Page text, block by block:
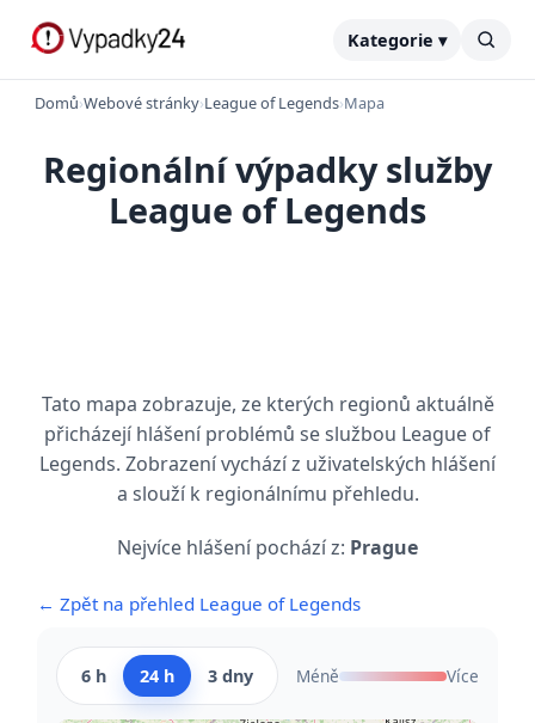
Kategorie ▾
Domů›Webové stránky›League of Legends›Mapa
Regionální výpadky služby
League of Legends
Tato mapa zobrazuje, ze kterých regionů aktuálně
přicházejí hlášení problémů se službou League of
Legends. Zobrazení vychází z uživatelských hlášení
a slouží k regionálnímu přehledu.
Nejvíce hlášení pochází z: Prague
← Zpět na přehled League of Legends
6 h 24 h 3 dny Méně Více